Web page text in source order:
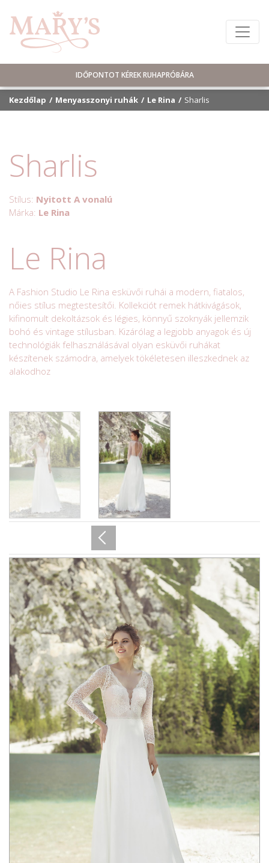
IDŐPONTOT KÉREK RUHAPRÓBÁRA
Kezdőlap Menyasszonyi ruhák Le Rina Sharlis
Sharlis
Stílus: Nyitott A vonalú
Márka: Le Rina
Le Rina
A Fashion Studio Le Rina esküvői ruhái a modern, fiatalos,
nőies stílus megtestesítői. Kollekciót remek hátkivágások,
kifinomult dekoltázsok és légies, könnyű szoknyák jellemzik
bohó és vintage stílusban. Kizárólag a legjobb anyagok és új
technológiák felhasználásával olyan esküvői ruhákat
készítenek számodra, amelyek tökéletesen illeszkednek az
alakodhoz